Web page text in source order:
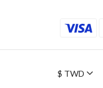
$ TWD